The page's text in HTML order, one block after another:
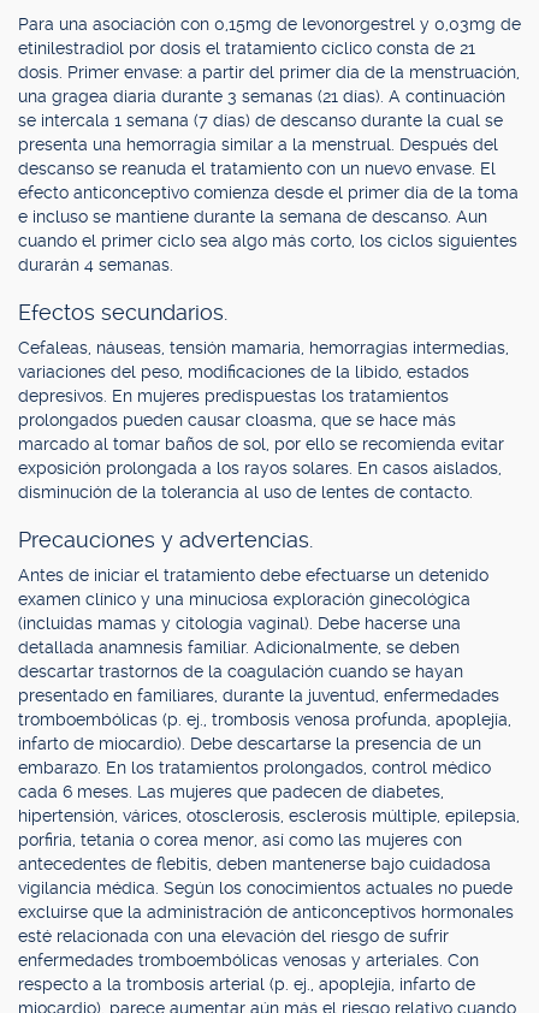
Para una asociación con 0,15mg de levonorgestrel y 0,03mg de
etinilestradiol por dosis el tratamiento cíclico consta de 21
dosis. Primer envase: a partir del primer día de la menstruación,
una gragea diaria durante 3 semanas (21 días). A continuación
se intercala 1 semana (7 días) de descanso durante la cual se
presenta una hemorragia similar a la menstrual. Después del
descanso se reanuda el tratamiento con un nuevo envase. El
efecto anticonceptivo comienza desde el primer día de la toma
e incluso se mantiene durante la semana de descanso. Aun
cuando el primer ciclo sea algo más corto, los ciclos siguientes
durarán 4 semanas.
Efectos secundarios.
Cefaleas, náuseas, tensión mamaria, hemorragias intermedias,
variaciones del peso, modificaciones de la libido, estados
depresivos. En mujeres predispuestas los tratamientos
prolongados pueden causar cloasma, que se hace más
marcado al tomar baños de sol, por ello se recomienda evitar
exposición prolongada a los rayos solares. En casos aislados,
disminución de la tolerancia al uso de lentes de contacto.
Precauciones y advertencias.
Antes de iniciar el tratamiento debe efectuarse un detenido
examen clínico y una minuciosa exploración ginecológica
(incluidas mamas y citología vaginal). Debe hacerse una
detallada anamnesis familiar. Adicionalmente, se deben
descartar trastornos de la coagulación cuando se hayan
presentado en familiares, durante la juventud, enfermedades
tromboembólicas (p. ej., trombosis venosa profunda, apoplejía,
infarto de miocardio). Debe descartarse la presencia de un
embarazo. En los tratamientos prolongados, control médico
cada 6 meses. Las mujeres que padecen de diabetes,
hipertensión, várices, otosclerosis, esclerosis múltiple, epilepsia,
porfiria, tetania o corea menor, así como las mujeres con
antecedentes de flebitis, deben mantenerse bajo cuidadosa
vigilancia médica. Según los conocimientos actuales no puede
excluirse que la administración de anticonceptivos hormonales
esté relacionada con una elevación del riesgo de sufrir
enfermedades tromboembólicas venosas y arteriales. Con
respecto a la trombosis arterial (p. ej., apoplejía, infarto de
miocardio), parece aumentar aún más el riesgo relativo cuando